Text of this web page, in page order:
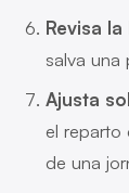
Revisa
salva una
Ajusta
el reparto
de una